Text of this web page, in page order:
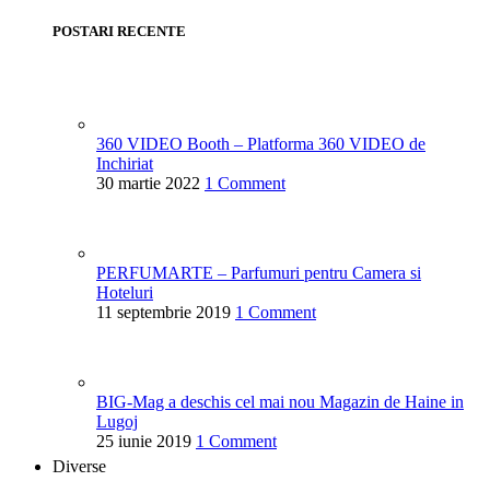
POSTARI RECENTE
360 VIDEO Booth – Platforma 360 VIDEO de
Inchiriat
30 martie 2022 1 Comment
PERFUMARTE – Parfumuri pentru Camera si
Hoteluri
11 septembrie 2019 1 Comment
BIG-Mag a deschis cel mai nou Magazin de Haine in
Lugoj
25 iunie 2019 1 Comment
Diverse